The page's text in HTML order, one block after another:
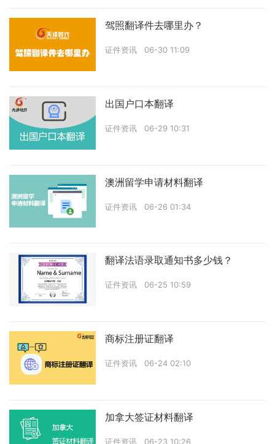
驾照翻译件去哪里办？
证件资讯 06-30 11:09
出国户口本翻译
证件资讯 06-29 10:31
澳洲留学申请材料翻译
证件资讯 06-26 01:34
翻译法语录取通知书多少钱？
证件资讯 06-25 10:59
商标注册证翻译
证件资讯 06-24 02:10
加拿大签证材料翻译
证件资讯 06-23 10:26